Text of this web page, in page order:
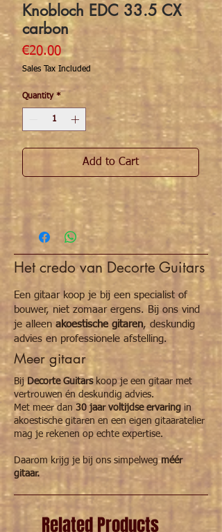
Knobloch EDC 33.5 CX
carbon
€20.00Price
Sales Tax Included
Quantity *
Add to Cart
Het credo van Decorte Guitars
Een gitaar koop je bij een specialist of
bouwer, niet zomaar ergens. Bij ons vind
je alleen akoestische gitaren, deskundig
advies en professionele afstelling.
Meer gitaar
Bij Decorte Guitarskoop je een gitaar met
vertrouwen én deskundig advies.
Met meer dan 30 jaar voltijdse ervaring in
akoestische gitaren en een eigen gitaaratelier
mag je rekenen op echte expertise.
Daarom krijg je bij ons simpelwegméér
gitaar.
Related Products